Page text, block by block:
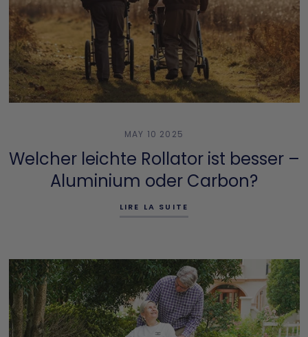
MAY 10 2025
Welcher leichte Rollator ist besser –
Aluminium oder Carbon?
LIRE LA SUITE